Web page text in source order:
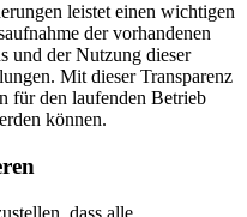
leistet einen wichtigen
der vorhandenen
und der Nutzung dieser
Mit dieser Transparenz
für den laufenden Betrieb
können.
dass alle